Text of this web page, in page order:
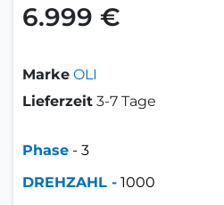
6.999 €
Marke OLI
Lieferzeit 3-7 Tage
Phase - 3
DREHZAHL - 1000